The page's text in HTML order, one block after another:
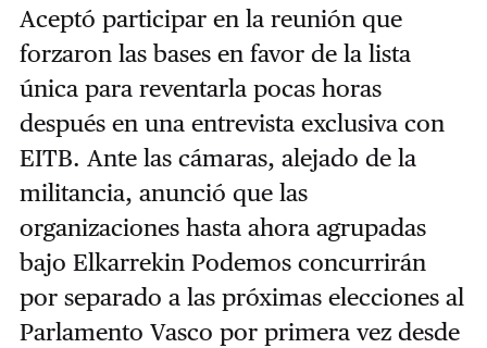
Aceptó participar en la reunión que
forzaron las bases en favor de la lista
única para reventarla pocas horas
después en una entrevista exclusiva con
EITB. Ante las cámaras, alejado de la
militancia, anunció que las
organizaciones hasta ahora agrupadas
bajo Elkarrekin Podemos concurrirán
por separado a las próximas elecciones al
Parlamento Vasco por primera vez desde